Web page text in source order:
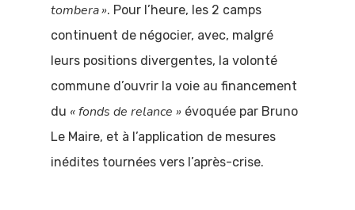
tombera ». Pour l’heure, les 2 camps
continuent de négocier, avec, malgré
leurs positions divergentes, la volonté
commune d’ouvrir la voie au financement
du « fonds de relance » évoquée par Bruno
Le Maire, et à l’application de mesures
inédites tournées vers l’après-crise.